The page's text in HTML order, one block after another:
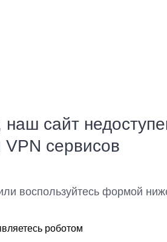
сайт
VPN сервисов
воспользуйтесь формой
роботом